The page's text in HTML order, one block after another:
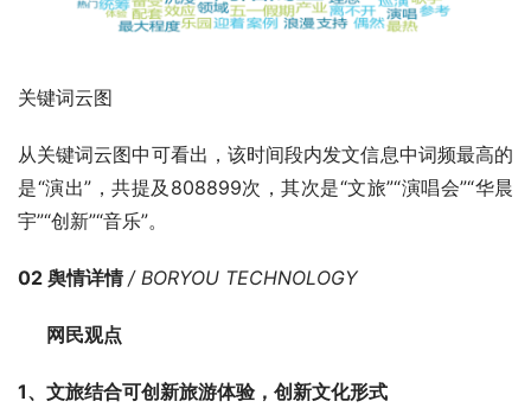
关键词云图
从关键词云图中可看出，该时间段内发文信息中词频最高的
是“演出”，共提及808899次，其次是“文旅”“演唱会”“华晨
宇”“创新”“音乐”。
02 舆情详情 / BORYOU TECHNOLOGY
网民观点
1、文旅结合可创新旅游体验，创新文化形式